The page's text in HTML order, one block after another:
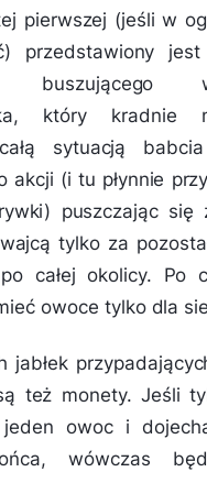
pierwszej (jeśli w
przedstawiony
który kradnie
sytuacją
akcji (i tu płynnie
puszczając się
tylko za
całej okolicy. Po
owoce tylko dla
jabłek
też monety. Jeśli
jeden owoc i
wówczas